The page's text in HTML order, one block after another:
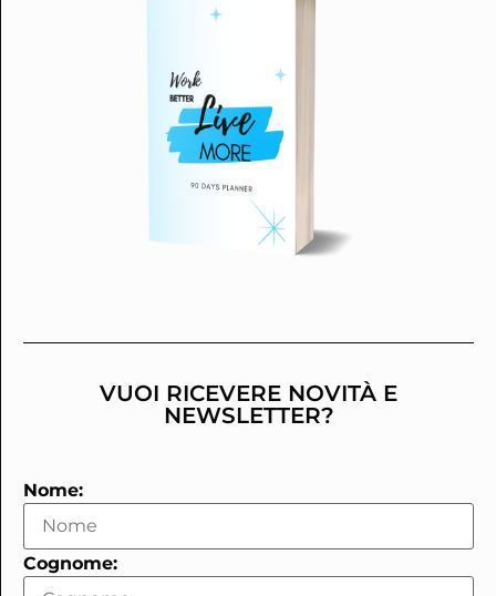
VUOI RICEVERE NOVITÀ E
NEWSLETTER?
Nome:
Cognome: